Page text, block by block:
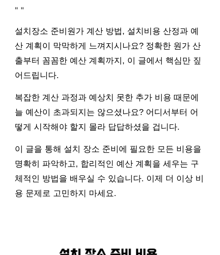
" "
설치장소 준비원가 계산 방법, 설치비용 산정과 예
산 계획이 막막하게 느껴지시나요? 정확한 원가 산
출부터 꼼꼼한 예산 계획까지, 이 글에서 핵심만 짚
어드립니다.
복잡한 계산 과정과 예상치 못한 추가 비용 때문에
늘 예산이 초과되지는 않으셨나요? 어디서부터 어
떻게 시작해야 할지 몰라 답답하셨을 겁니다.
이 글을 통해 설치 장소 준비에 필요한 모든 비용을
명확히 파악하고, 합리적인 예산 계획을 세우는 구
체적인 방법을 배우실 수 있습니다. 이제 더 이상 비
용 문제로 고민하지 마세요.